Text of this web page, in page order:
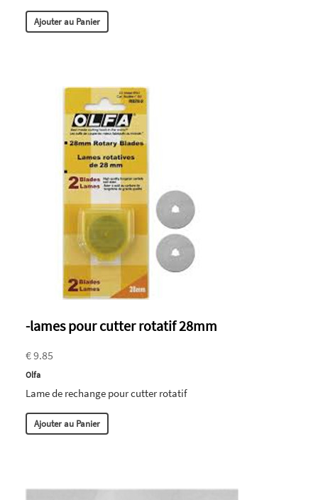
Ajouter au Panier
-lames pour cutter rotatif 28mm
€ 9.85
Olfa
Lame de rechange pour cutter rotatif
Ajouter au Panier